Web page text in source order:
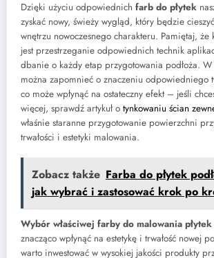
Dzięki użyciu odpowiednich farb do płytek
zyskać nowy, świeży wygląd, który będzie
wnętrzu nowoczesnego charakteru. Pamiętaj, że
jest przestrzeganie odpowiednich technik
dbanie o każdy etap przygotowania podłoża.
można zapomnieć o znaczeniu odpowiedniego
co może wpłynąć na ostateczny efekt – jeśli
więcej, sprawdź artykuł o tynkowaniu ścian
właśnie staranne przygotowanie powierzchni
trwałości i estetyki malowania.
Zobacz także Farba do płytek
jak wybrać i zastosować krok po
Wybór właściwej farby do malowania płytek
znacząco wpłynąć na estetykę i trwałość nowej
warto inwestować w wysokiej jakości produkty